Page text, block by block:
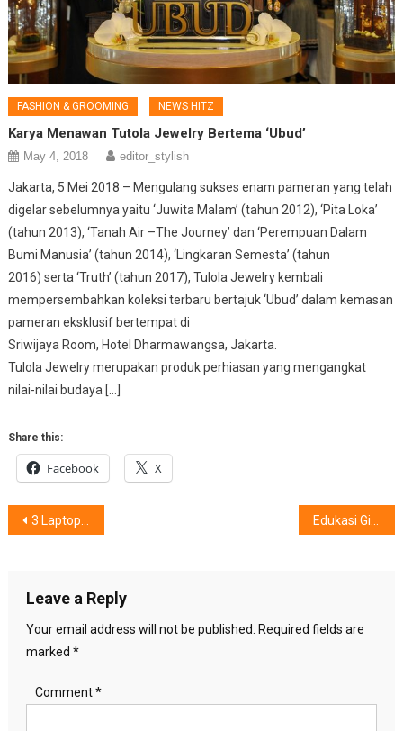
FASHION & GROOMING NEWS HITZ
Karya Menawan Tutola Jewelry Bertema ‘Ubud’
May 4, 2018 editor_stylish
Jakarta, 5 Mei 2018 – Mengulang sukses enam pameran yang telah
digelar sebelumnya yaitu ‘Juwita Malam’ (tahun 2012), ‘Pita Loka’
(tahun 2013), ‘Tanah Air –The Journey’ dan ‘Perempuan Dalam
Bumi Manusia’ (tahun 2014), ‘Lingkaran Semesta’ (tahun
2016) serta ‘Truth’ (tahun 2017), Tulola Jewelry kembali
mempersembahkan koleksi terbaru bertajuk ‘Ubud’ dalam kemasan
pameran eksklusif bertempat di
Sriwijaya Room, Hotel Dharmawangsa, Jakarta.
Tulola Jewelry merupakan produk perhiasan yang mengangkat
nilai-nilai budaya […]
Share this:
Facebook X
Post
3 Laptop Seri Avita, Membuncah Keseharian Anda
Leave a Reply
Your email address will not be published.
Required fields are
marked *
Comment*